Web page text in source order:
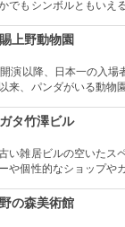
でもシンボルともいえ
上野動物園
演以降、日本一の入場
来、パンダがいる動物
タ竹澤ビル
い雑居ビルの空いたス
や個性的なショップや
るアートビルとなって
野の森美術館